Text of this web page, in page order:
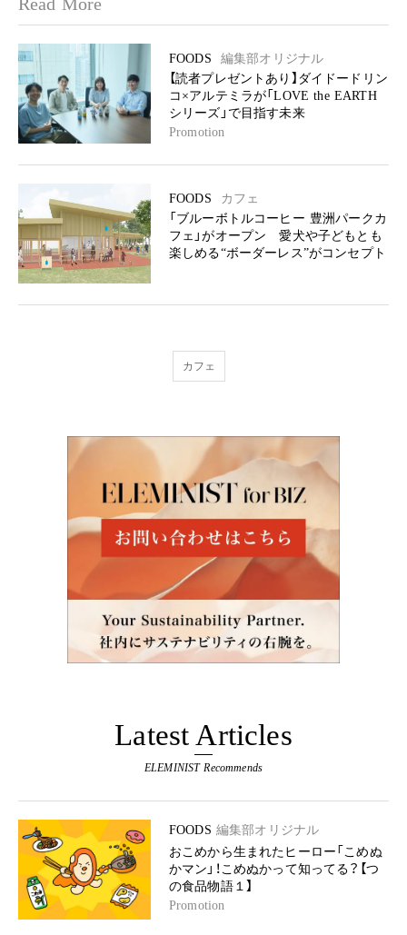
FOODS
編集部オリジナル
【読者プレゼントあり】ダイドードリン
コ×アルテミラが「LOVE the EARTH
シリーズ」で目指す未来
Promotion
FOODS
カフェ
「ブルーボトルコーヒー 豊洲パークカ
フェ」がオープン 愛犬や子どもとも
楽しめる“ボーダーレス”がコンセプト
カフェ
Latest Articles
ELEMINIST Recommends
FOODS 編集部オリジナル
おこめから生まれたヒーロー「こめぬ
かマン」！こめぬかって知ってる？【つ
の食品物語１】
Promotion